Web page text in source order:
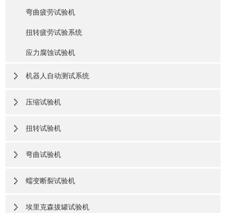
弯曲疲劳试验机
扭转疲劳试验系统
应力腐蚀试验机
机器人自动测试系统
压缩试验机
扭转试验机
弯曲试验机
蠕变断裂试验机
埃里克森拔罐试验机